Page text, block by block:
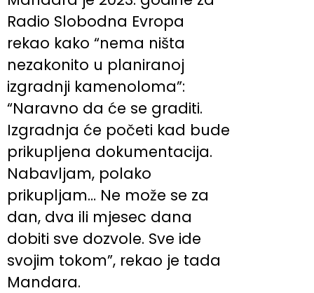
Radio Slobodna Evropa
rekao kako “nema ništa
nezakonito u planiranoj
izgradnji kamenoloma”:
“Naravno da će se graditi.
Izgradnja će početi kad bude
prikupljena dokumentacija.
Nabavljam, polako
prikupljam… Ne može se za
dan, dva ili mjesec dana
dobiti sve dozvole. Sve ide
svojim tokom”, rekao je tada
Mandara.